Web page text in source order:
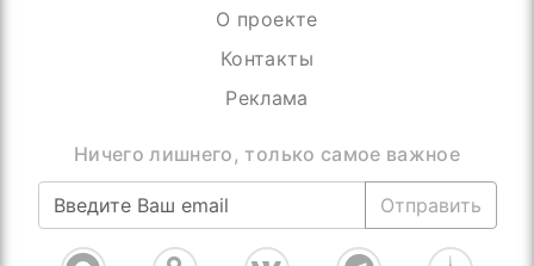
О проекте
Контакты
Реклама
Ничего лишнего, только самое важное
Отправить